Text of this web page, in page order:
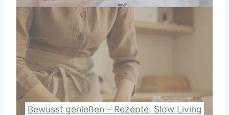
Bewusst genießen – Rezepte, Slow Living